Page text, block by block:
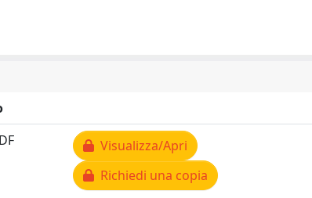
Visualizza/Apri
Richiedi una copia